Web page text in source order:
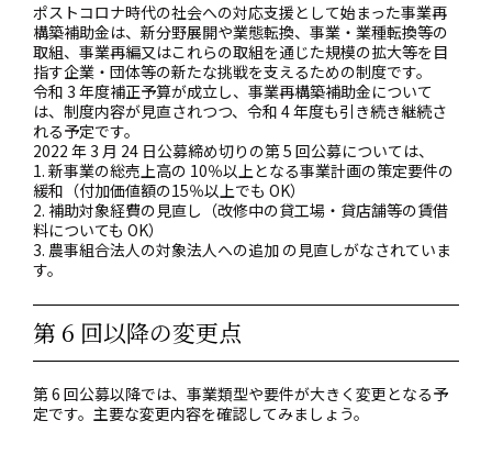
ポストコロナ時代の社会への対応支援として始まった事業再
構築補助金は、新分野展開や業態転換、事業・業種転換等の
取組、事業再編又はこれらの取組を通じた規模の拡大等を目
指す企業・団体等の新たな挑戦を支えるための制度です。
令和 3 年度補正予算が成立し、事業再構築補助金について
は、制度内容が見直されつつ、令和 4 年度も引き続き継続さ
れる予定です。
2022 年 3 月 24 日公募締め切りの第 5 回公募については、
1. 新事業の総売上高の 10％以上となる事業計画の策定要件の
緩和（付加価値額の15％以上でも OK）
2. 補助対象経費の見直し（改修中の貸工場・貸店舗等の賃借
料についても OK）
3. 農事組合法人の対象法人への追加 の見直しがなされていま
す。
第 6 回以降の変更点
第 6 回公募以降では、事業類型や要件が大きく変更となる予
定です。主要な変更内容を確認してみましょう。